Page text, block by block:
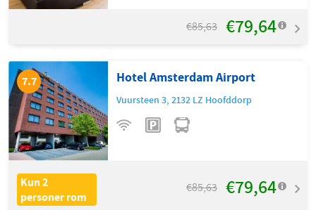
7.7 Hotel Amsterdam Airport
Vuursteen 3,2132 LZ Hoofddorp
Kun 2
personer rom
€85,63 €79,64
€85,63 €79,64